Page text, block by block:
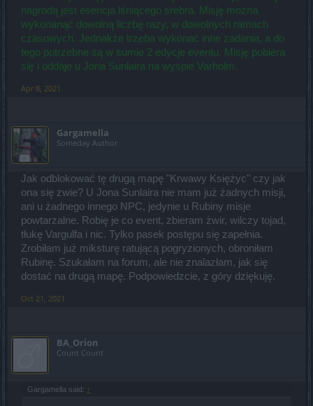
nagrodą jest esencja lśniącego srebra. Misję można
wykonanąć dowolną liczbę razy, w dowolnych ramach
czasowych. Jednakże trzeba wykonać inne zadania, a do
tego potrzebne są w sumie 2 edycje eventu. Misję pobiera
się i oddaje u Jona Sunlaira na wyspie Varholm.
Apr 8, 2021
Gargamella
Someday Author
Jak odblokować tę drugą mapę "Krwawy Księżyc" czy jak
ona się zwie? U Jona Sunlaira nie mam już żadnych misji,
ani u żadnego innego NPC, jedynie u Rubiny misje
powtarzalne. Robię je co event, zbieram żwir, wilczy tojad,
tłukę Vargulfa i nic. Tylko pasek postępu się zapełnia.
Zrobiłam już miksturę ratującą pogryzionych, obroniłam
Rubinę. Szukałam na forum, ale nie znalazłam, jak się
dostać na drugą mapę. Podpowiedzcie, z góry dziękuję.
Oct 21, 2021
BA_Orion
Count Count
Gargamella said: ↑